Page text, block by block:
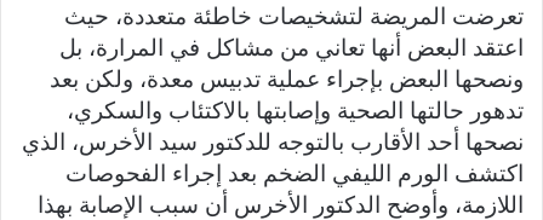
تعرضت المريضة لتشخيصات خاطئة متعددة، حيث
اعتقد البعض أنها تعاني من مشاكل في المرارة، بل
ونصحها البعض بإجراء عملية تدبيس معدة، ولكن بعد
تدهور حالتها الصحية وإصابتها بالاكتئاب والسكري،
نصحها أحد الأقارب بالتوجه للدكتور سيد الأخرس، الذي
اكتشف الورم الليفي الضخم بعد إجراء الفحوصات
اللازمة، وأوضح الدكتور الأخرس أن سبب الإصابة بهذا